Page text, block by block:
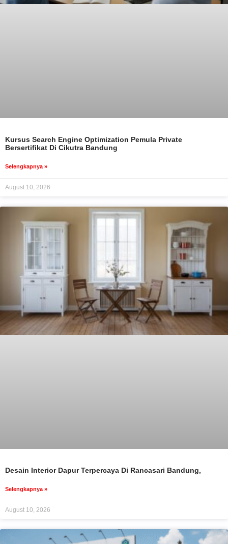
Kursus Search Engine Optimization Pemula Private
Bersertifikat Di Cikutra Bandung
Selengkapnya »
August 10, 2026
Desain Interior Dapur Terpercaya Di Rancasari Bandung,
Selengkapnya »
August 10, 2026